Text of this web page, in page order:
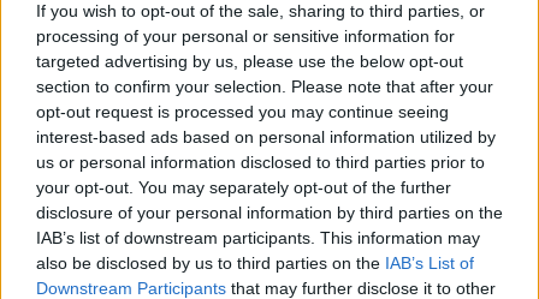
If you wish to opt-out of the sale, sharing to third parties, or
processing of your personal or sensitive information for
targeted advertising by us, please use the below opt-out
section to confirm your selection. Please note that after your
opt-out request is processed you may continue seeing
interest-based ads based on personal information utilized by
us or personal information disclosed to third parties prior to
your opt-out. You may separately opt-out of the further
disclosure of your personal information by third parties on the
IAB’s list of downstream participants. This information may
also be disclosed by us to third parties on the IAB’s List of
Downstream Participants that may further disclose it to other